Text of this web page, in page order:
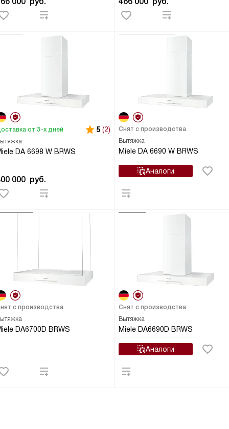
DA 6698 W BRWS
от 3-х дней 5 (2)
000 руб.
Вытяжка
Miele DA 6690 W BRWS
Снят с производства
Аналоги
DA6700D BRWS
с производства
Вытяжка
Miele DA6690D BRWS
Снят с производства
Аналоги